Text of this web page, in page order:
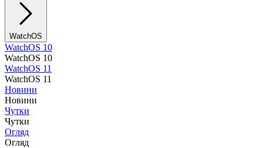
WatchOS
WatchOS 10
WatchOS 10
WatchOS 11
WatchOS 11
Новини
Новини
Чутки
Чутки
Огляд
Огляд